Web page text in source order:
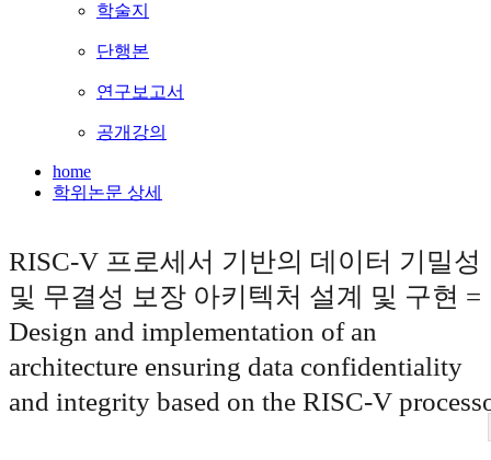
학술지
단행본
연구보고서
공개강의
home
학위논문 상세
RISC-V 프로세서 기반의 데이터 기밀성
및 무결성 보장 아키텍처 설계 및 구현 =
Design and implementation of an
architecture ensuring data confidentiality
and integrity based on the RISC-V